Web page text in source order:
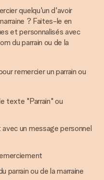
quelqu'un d'avoir
? Faites-le en
et personnalisés avec
du parrain ou de la
remercier un parrain ou
texte "Parrain" ou
un message personnel
parrain ou de la marraine